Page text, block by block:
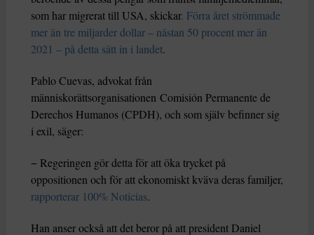
som har migrerat till USA, skickar. Förra året strömmade
mer än tre miljarder dollar – nästan 50 procent mer än
2021 – på detta sätt in i landet.
Pablo Cuevas, advokat från
människorättsorganisationen Comisión Permanente de
Derechos Humanos (CPDH), och som själv befinner sig
i exil, säger:
− Regeringen gör detta för att öka trycket på
oppositionen och för att ekonomiskt kväva deras familjer,
rapporterar 100% Noticias.
Han anser också att det beror på att president Daniel